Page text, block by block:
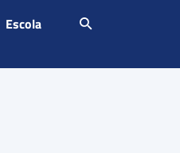
Escola